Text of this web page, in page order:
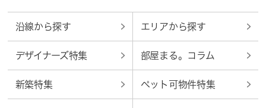
沿線から探す エリアから探す
デザイナーズ特集 部屋まる。コラム
新築特集 ペット可物件特集